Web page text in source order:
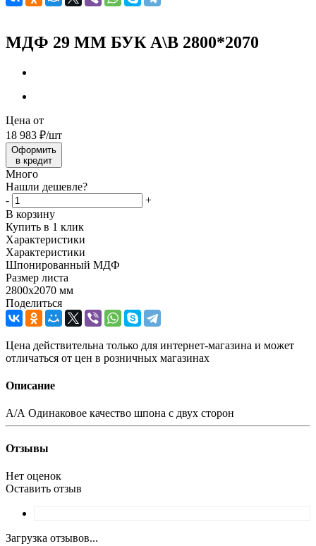
МДФ 29 ММ БУК А\В 2800*2070
Цена от
18 983 ₽/шт
Оформить
в кредит
Много
Нашли дешевле?
-
+
В корзину
Купить в 1 клик
Характеристики
Характеристики
Шпонированный МДФ
Размер листа
2800x2070 мм
Поделиться
Цена действительна только для интернет-магазина и может
отличаться от цен в розничных магазинах
Описание
А/А Одинаковое качество шпона с двух сторон
Отзывы
Нет оценок
Оставить отзыв
Загрузка отзывов...